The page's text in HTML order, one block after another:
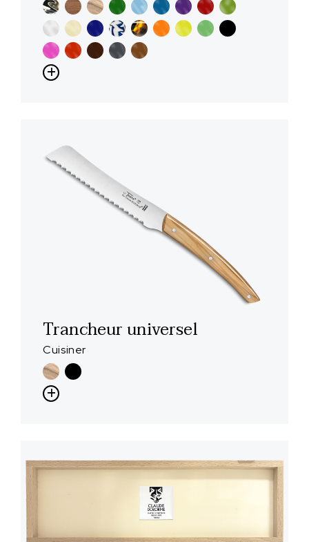
Trancheur universel
Cuisiner